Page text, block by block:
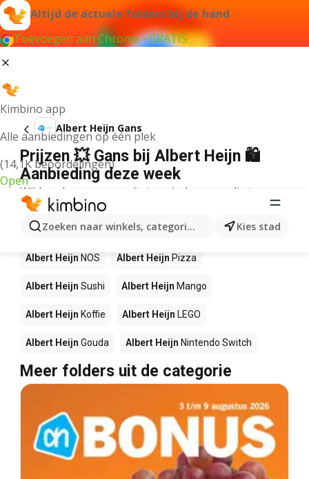
Altijd de actuele folders bij de hand
Toevoegen aan Chrome - GRATIS
Kimbino app
Alle aanbiedingen op één plek
(14,1K beoordelingen)
Open
Zoeken naar winkels, categorieën, producten...
Kies stad
Albert Heijn Gans
Prijzen 💥 Gans bij Albert Heijn 🛍️
Aanbieding deze week
Wij konden geen resultaten vinden voor die term.
Andere producten in winkels Albert
Heijn
Albert Heijn NOS Albert Heijn Pizza
Albert Heijn Sushi Albert Heijn Mango
Albert Heijn Koffie Albert Heijn LEGO
Albert Heijn Gouda Albert Heijn Nintendo Switch
Meer folders uit de categorie